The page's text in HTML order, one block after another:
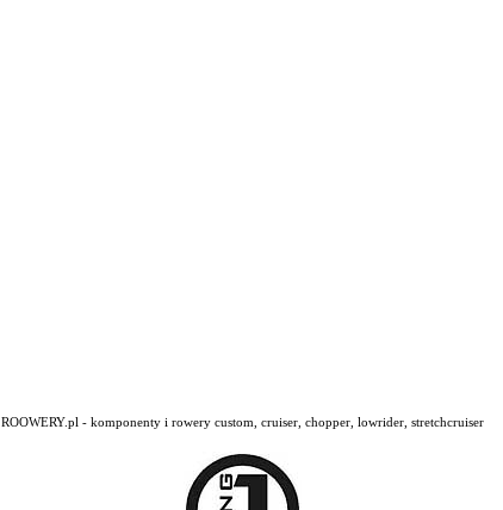
ROOWERY.pl - komponenty i rowery custom, cruiser, chopper, lowrider, stretchcruiser